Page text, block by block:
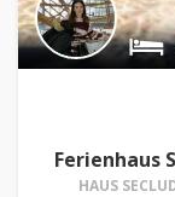
Ferienhaus
HAUS